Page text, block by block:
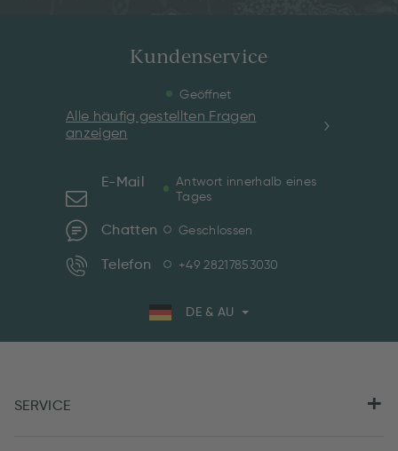
Kundenservice
Geöffnet
Alle häufig gestellten Fragen
anzeigen
E-Mail
Antwort innerhalb eines
Tages
Chatten Geschlossen
Telefon +49 28217853030
DE & AU
SERVICE